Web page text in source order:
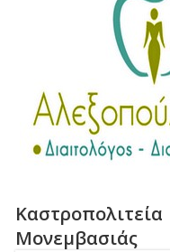
Καστροπολιτεία
Μονεμβασιάς